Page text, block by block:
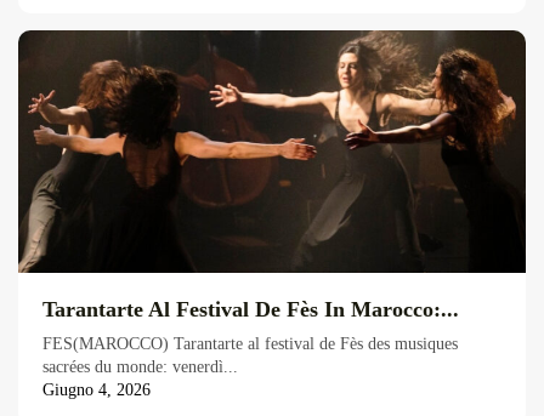
Tarantarte Al Festival De Fès In Marocco:...
FES(MAROCCO) Tarantarte al festival de Fès des musiques
sacrées du monde: venerdì...
Giugno 4, 2026